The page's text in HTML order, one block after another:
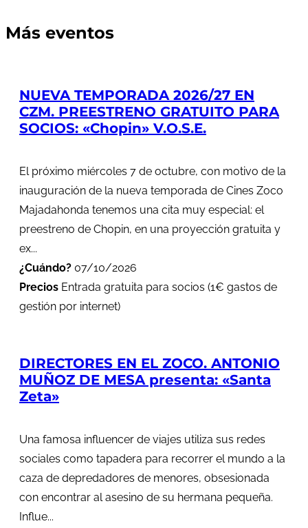
Más eventos
NUEVA TEMPORADA 2026/27 EN
CZM. PREESTRENO GRATUITO PARA
SOCIOS: «Chopin» V.O.S.E.
El próximo miércoles 7 de octubre, con motivo de la
inauguración de la nueva temporada de Cines Zoco
Majadahonda tenemos una cita muy especial: el
preestreno de Chopin, en una proyección gratuita y
ex...
¿Cuándo? 07/10/2026
Precios Entrada gratuita para socios (1€ gastos de
gestión por internet)
DIRECTORES EN EL ZOCO. ANTONIO
MUÑOZ DE MESA presenta: «Santa
Zeta»
Una famosa influencer de viajes utiliza sus redes
sociales como tapadera para recorrer el mundo a la
caza de depredadores de menores, obsesionada
con encontrar al asesino de su hermana pequeña.
Influe...